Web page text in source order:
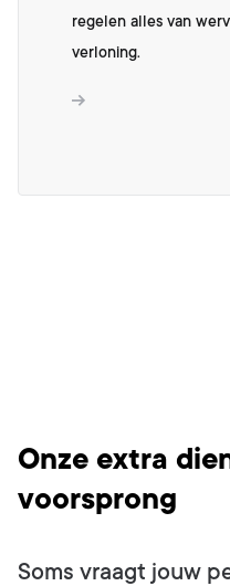
regelen alles van
verloning.
Onze extra
voorsprong
Soms vraagt jouw